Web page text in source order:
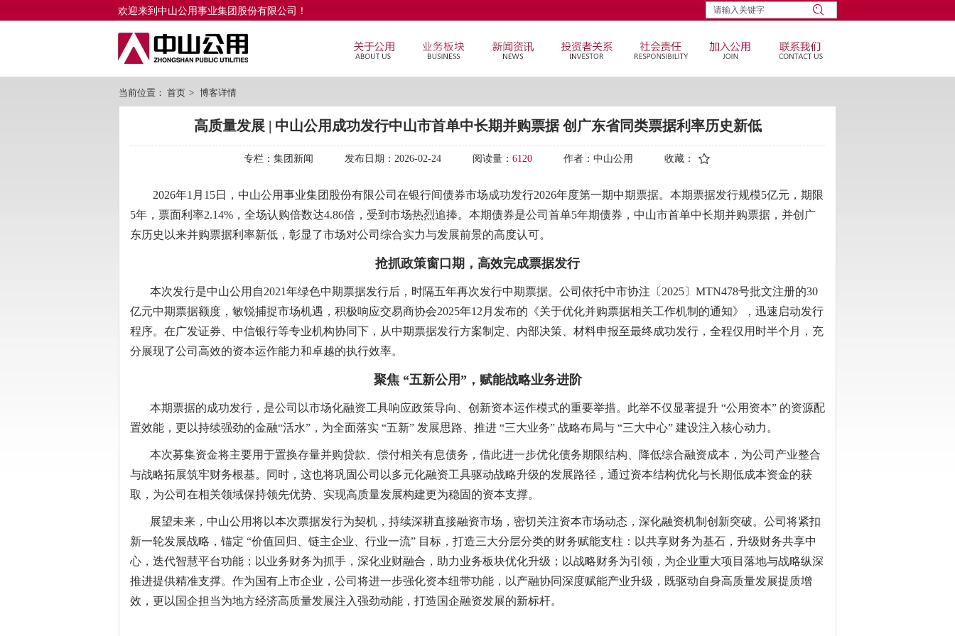
欢迎来到中山公用事业集团股份有限公司！
当前位置： 首页 > 博客详情
高质量发展 | 中山公用成功发行中山市首单中长期并购票据 创广东省同类票据利率历史新低
专栏： 集团新闻 发布日期： 2026-02-24 阅读量： 6120 作者： 中山公用 收藏：
2026年1月15日，中山公用事业集团股份有限公司在银行间债券市场成功发行2026年度第一期中期票据。本期票据发行规模5亿元，期限
5年，票面利率2.14%，全场认购倍数达4.86倍，受到市场热烈追捧。本期债券是公司首单5年期债券，中山市首单中长期并购票据，并创广
东历史以来并购票据利率新低，彰显了市场对公司综合实力与发展前景的高度认可。
抢抓政策窗口期，高效完成票据发行
本次发行是中山公用自2021年绿色中期票据发行后，时隔五年再次发行中期票据。公司依托中市协注〔2025〕MTN478号批文注册的30
亿元中期票据额度，敏锐捕捉市场机遇，积极响应交易商协会2025年12月发布的《关于优化并购票据相关工作机制的通知》，迅速启动发行
程序。在广发证券、中信银行等专业机构协同下，从中期票据发行方案制定、内部决策、材料申报至最终成功发行，全程仅用时半个月，充
分展现了公司高效的资本运作能力和卓越的执行效率。
聚焦 “五新公用”，赋能战略业务进阶
本期票据的成功发行，是公司以市场化融资工具响应政策导向、创新资本运作模式的重要举措。此举不仅显著提升 “公用资本” 的资源配
置效能，更以持续强劲的金融“活水”，为全面落实 “五新” 发展思路、推进 “三大业务” 战略布局与 “三大中心” 建设注入核心动力。
本次募集资金将主要用于置换存量并购贷款、偿付相关有息债务，借此进一步优化债务期限结构、降低综合融资成本，为公司产业整合
与战略拓展筑牢财务根基。同时，这也将巩固公司以多元化融资工具驱动战略升级的发展路径，通过资本结构优化与长期低成本资金的获
取，为公司在相关领域保持领先优势、实现高质量发展构建更为稳固的资本支撑。
展望未来，中山公用将以本次票据发行为契机，持续深耕直接融资市场，密切关注资本市场动态，深化融资机制创新突破。公司将紧扣
新一轮发展战略，锚定 “价值回归、链主企业、行业一流” 目标，打造三大分层分类的财务赋能支柱：以共享财务为基石，升级财务共享中
心，迭代智慧平台功能；以业务财务为抓手，深化业财融合，助力业务板块优化升级；以战略财务为引领，为企业重大项目落地与战略纵深
推进提供精准支撑。作为国有上市企业，公司将进一步强化资本纽带功能，以产融协同深度赋能产业升级，既驱动自身高质量发展提质增
效，更以国企担当为地方经济高质量发展注入强劲动能，打造国企融资发展的新标杆。